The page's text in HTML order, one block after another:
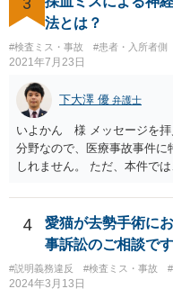
法とは？
#検査ミス・事故 #患者・入所者側
2021年7月23日
下大澤 優 弁護士
いよかん 様 メッセージを拝
分野なので、医療事故事件に
しれません。 ただ、本件で
の過失（医療ミス）の立証
ないため、損害額の立証が
関しては、交通事故事件と
る弁護士は多いと思います
れることも可能ではあります
4
愛猫が去勢手術に
事訴訟のご相談です
#説明義務違反 #検査ミス・事故
2024年3月13日